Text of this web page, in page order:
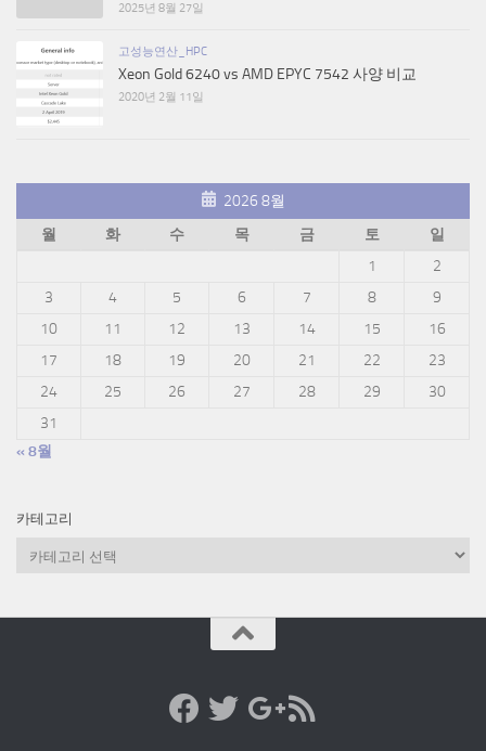
2025년 8월 27일
고성능연산_HPC
Xeon Gold 6240 vs AMD EPYC 7542 사양 비교
2020년 2월 11일
2026 8월
월
화 수 목 금 토
일
1
2
3
4 5 6 7 8
9
10
11 12 13 14 15
16
17
18 19 20 21 22
23
24
25 26 27 28 29
30
31
« 8월
카테고리
리